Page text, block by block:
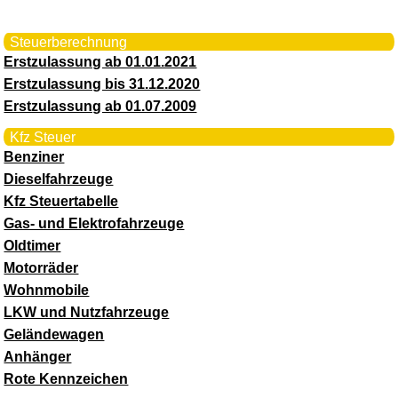
Steuerberechnung
Erstzulassung ab 01.01.2021
Erstzulassung bis 31.12.2020
Erstzulassung ab 01.07.2009
Kfz Steuer
Benziner
Dieselfahrzeuge
Kfz Steuertabelle
Gas- und Elektrofahrzeuge
Oldtimer
Motorräder
Wohnmobile
LKW und Nutzfahrzeuge
Geländewagen
Anhänger
Rote Kennzeichen